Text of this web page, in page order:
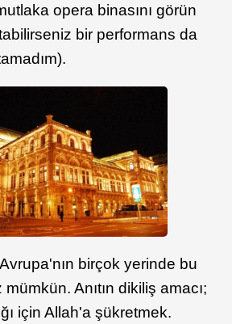
opera binasını görün
bir performans da
birçok yerinde bu
mümkün. Anıtın dikiliş amacı;
için Allah'a şükretmek.